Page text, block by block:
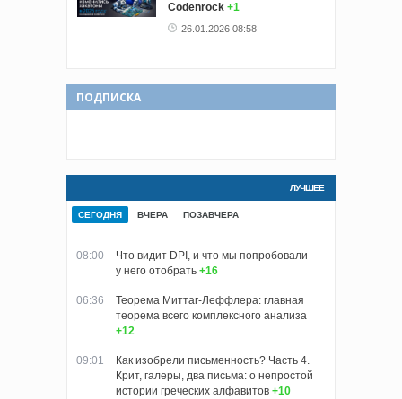
Codenrock +1
26.01.2026 08:58
ПОДПИСКА
ЛУЧШЕЕ
СЕГОДНЯ ВЧЕРА ПОЗАВЧЕРА
08:00
Что видит DPI, и что мы попробовали
у него отобрать +16
06:36
Теорема Миттаг-Леффлера: главная
теорема всего комплексного анализа
+12
09:01
Как изобрели письменность? Часть 4.
Крит, галеры, два письма: о непростой
истории греческих алфавитов +10